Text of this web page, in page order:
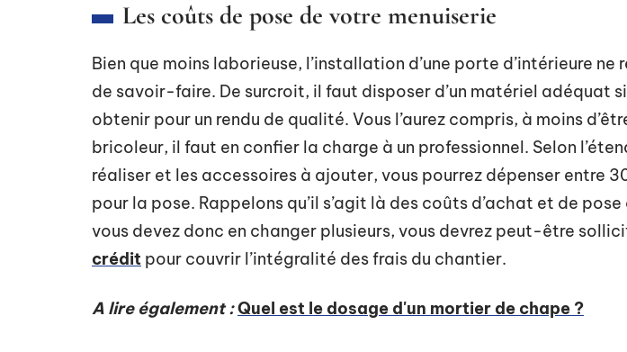
Les coûts de pose de votre menuiserie
Bien que moins laborieuse, l’installation d’une porte d’intérieure ne
de savoir-faire. De surcroit, il faut disposer d’un matériel adéquat si
obtenir pour un rendu de qualité. Vous l’aurez compris, à moins
bricoleur, il faut en confier la charge à un professionnel. Selon
réaliser et les accessoires à ajouter, vous pourrez dépenser entre
pour la pose. Rappelons qu’il s’agit là des coûts d’achat et de pose
vous devez donc en changer plusieurs, vous devrez peut-être
crédit pour couvrir l’intégralité des frais du chantier.
A lire également :Quel est le dosage d'un mortier de chape ?